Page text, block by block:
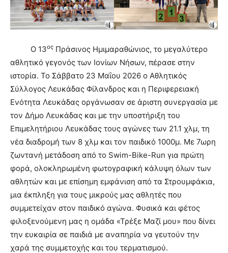
Ο 13ος Πράσινος Ημιμαραθώνιος, το μεγαλύτερο
αθλητικό γεγονός των Ιονίων Νήσων, πέρασε στην
ιστορία. Το Σάββατο 23 Μαΐου 2026 o Αθλητικός
Σύλλογος Λευκάδας Φίλανδρος και η Περιφερειακή
Ενότητα Λευκάδας οργάνωσαν σε άριστη συνεργασία με
τον Δήμο Λευκάδας και με την υποστήριξη του
Επιμελητήριου Λευκάδας τους αγώνες των 21.1 χλμ, τη
νέα διαδρομή των 8 χλμ και τον παιδικό 1000μ. Με 7ωρη
ζωντανή μετάδοση από το Swim-Bike-Run για πρώτη
φορά, ολοκληρωμένη φωτογραφική κάλυψη όλων των
αθλητών και με επίσημη εμφάνιση από τα Στρουμφάκια,
μια έκπληξη για τους μικρούς μας αθλητές που
συμμετείχαν στον παιδικό αγώνα. Φυσικά και φέτος
φιλοξενούμενη μας η ομάδα «Τρέξε Μαζί μου» που δίνει
την ευκαιρία σε παιδιά με αναπηρία να γευτούν την
χαρά της συμμετοχής και του τερματισμού.